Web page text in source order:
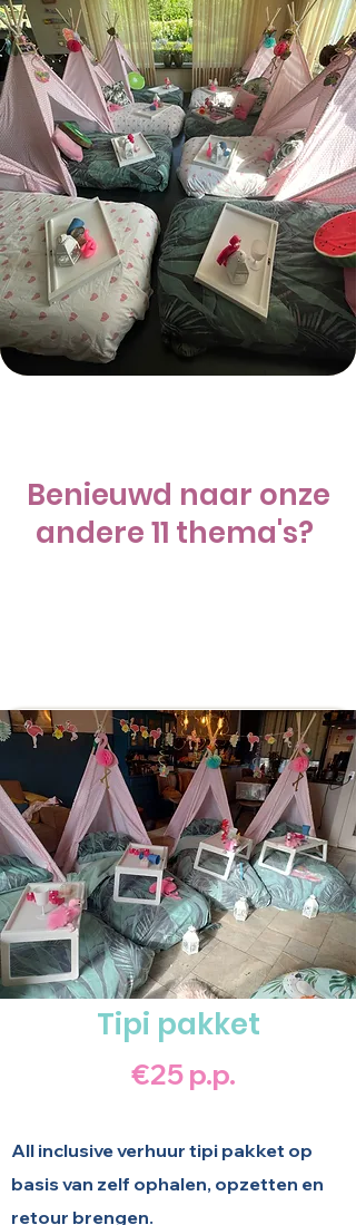
Benieuwd naar onze
andere 11 thema's?
Tipi pakket
€25 p.p.
All inclusive verhuur tipi pakket op
basis van zelf ophalen, opzetten en
retour brengen.​​